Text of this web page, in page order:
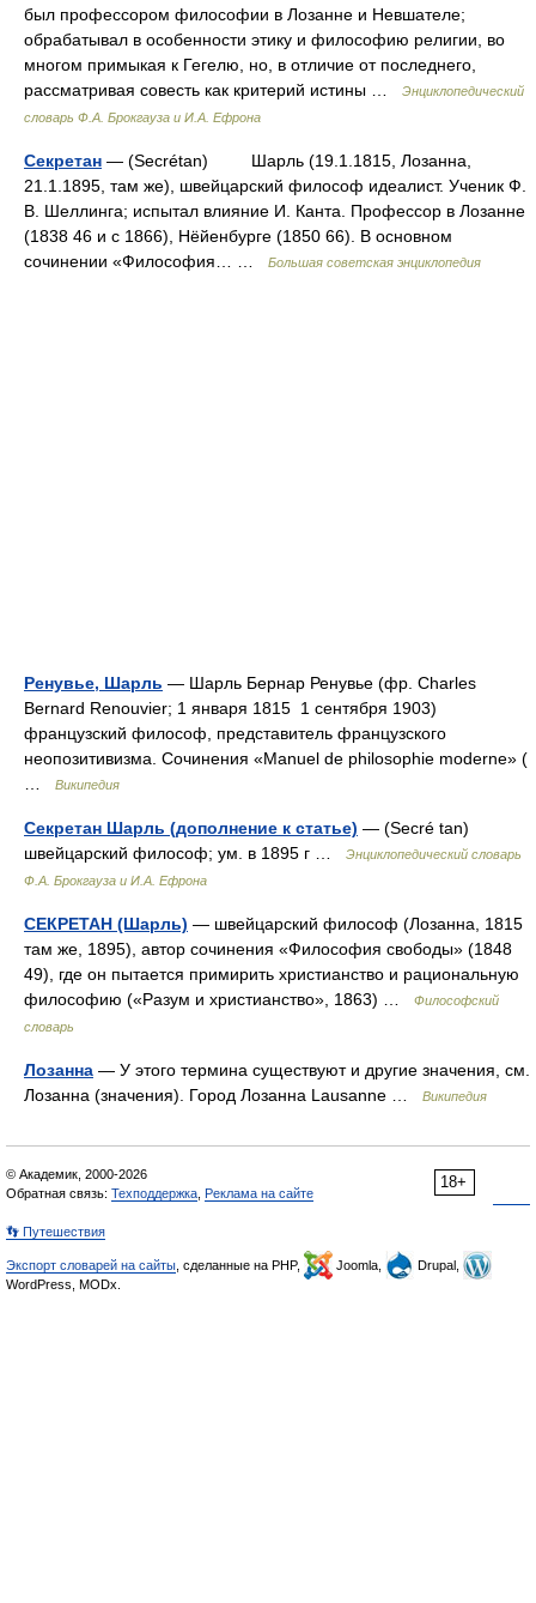
был профессором философии в Лозанне и Невшателе;
обрабатывал в особенности этику и философию религии, во
многом примыкая к Гегелю, но, в отличие от последнего,
рассматривая совесть как критерий истины …
Энциклопедический
словарь Ф.А. Брокгауза и И.А. Ефрона
Секретан — (Secrétan) Шарль (19.1.1815, Лозанна,
21.1.1895, там же), швейцарский философ идеалист. Ученик Ф.
В. Шеллинга; испытал влияние И. Канта. Профессор в Лозанне
(1838 46 и с 1866), Нёйенбурге (1850 66). В основном
сочинении «Философия… …
Большая советская энциклопедия
Ренувье, Шарль — Шарль Бернар Ренувье (фр. Charles
Bernard Renouvier; 1 января 1815 1 сентября 1903)
французский философ, представитель французского
неопозитивизма. Сочинения «Manuel de philosophie moderne» (
Википедия
Секретан Шарль (дополнение к статье) — (Secré tan)
швейцарский философ; ум. в 1895 г …
Энциклопедический словарь
Ф.А. Брокгауза и И.А. Ефрона
СЕКРЕТАН (Шарль) — швейцарский философ (Лозанна, 1815
там же, 1895), автор сочинения «Философия свободы» (1848
49), где он пытается примирить христианство и рациональную
философию («Разум и христианство», 1863) …
Философский
словарь
Лозанна — У этого термина существуют и другие значения, см.
Лозанна (значения). Город Лозанна Lausanne …
Википедия
18+
© Академик, 2000-2026
Обратная связь: Техподдержка Реклама на сайте
👣 Путешествия
Экспорт словарей на сайты , сделанные на PHP, Joomla,
Drupal,
WordPress, MODx.